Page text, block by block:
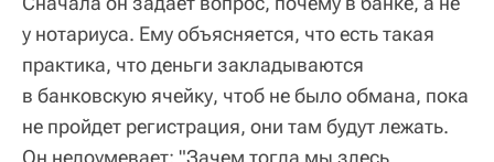
у нотариуса. Ему объясняется, что есть такая
практика, что деньги закладываются
в банковскую ячейку, чтоб не было обмана, пока
не пройдет регистрация, они там будут лежать.
Он недоумевает: "Зачем тогда мы здесь